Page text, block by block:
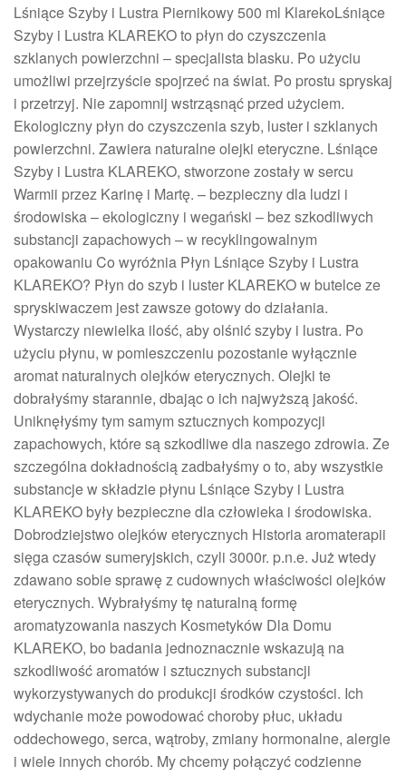
Lśniące Szyby i Lustra Piernikowy 500 ml KlarekoLśniące
Szyby i Lustra KLAREKO to płyn do czyszczenia
szklanych powierzchni – specjalista blasku. Po użyciu
umożliwi przejrzyście spojrzeć na świat. Po prostu spryskaj
i przetrzyj. Nie zapomnij wstrząsnąć przed użyciem.
Ekologiczny płyn do czyszczenia szyb, luster i szklanych
powierzchni. Zawiera naturalne olejki eteryczne. Lśniące
Szyby i Lustra KLAREKO, stworzone zostały w sercu
Warmii przez Karinę i Martę. – bezpieczny dla ludzi i
środowiska – ekologiczny i wegański – bez szkodliwych
substancji zapachowych – w recyklingowalnym
opakowaniu Co wyróżnia Płyn Lśniące Szyby i Lustra
KLAREKO? Płyn do szyb i luster KLAREKO w butelce ze
spryskiwaczem jest zawsze gotowy do działania.
Wystarczy niewielka ilość, aby olśnić szyby i lustra. Po
użyciu płynu, w pomieszczeniu pozostanie wyłącznie
aromat naturalnych olejków eterycznych. Olejki te
dobrałyśmy starannie, dbając o ich najwyższą jakość.
Uniknęłyśmy tym samym sztucznych kompozycji
zapachowych, które są szkodliwe dla naszego zdrowia. Ze
szczególna dokładnością zadbałyśmy o to, aby wszystkie
substancje w składzie płynu Lśniące Szyby i Lustra
KLAREKO były bezpieczne dla człowieka i środowiska.
Dobrodziejstwo olejków eterycznych Historia aromaterapii
sięga czasów sumeryjskich, czyli 3000r. p.n.e. Już wtedy
zdawano sobie sprawę z cudownych właściwości olejków
eterycznych. Wybrałyśmy tę naturalną formę
aromatyzowania naszych Kosmetyków Dla Domu
KLAREKO, bo badania jednoznacznie wskazują na
szkodliwość aromatów i sztucznych substancji
wykorzystywanych do produkcji środków czystości. Ich
wdychanie może powodować choroby płuc, układu
oddechowego, serca, wątroby, zmiany hormonalne, alergie
i wiele innych chorób. My chcemy połączyć codzienne